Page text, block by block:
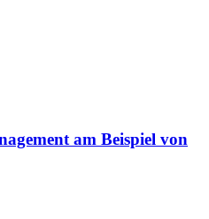
am Beispiel von